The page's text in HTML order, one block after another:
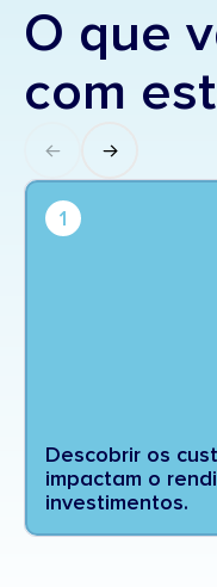
O que
com
1
Descobrir os
impactam o
investimentos.